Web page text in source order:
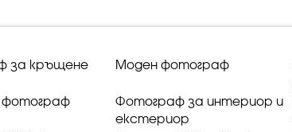
за кръщене Моден фотограф
Фотограф за интериор и
екстериор